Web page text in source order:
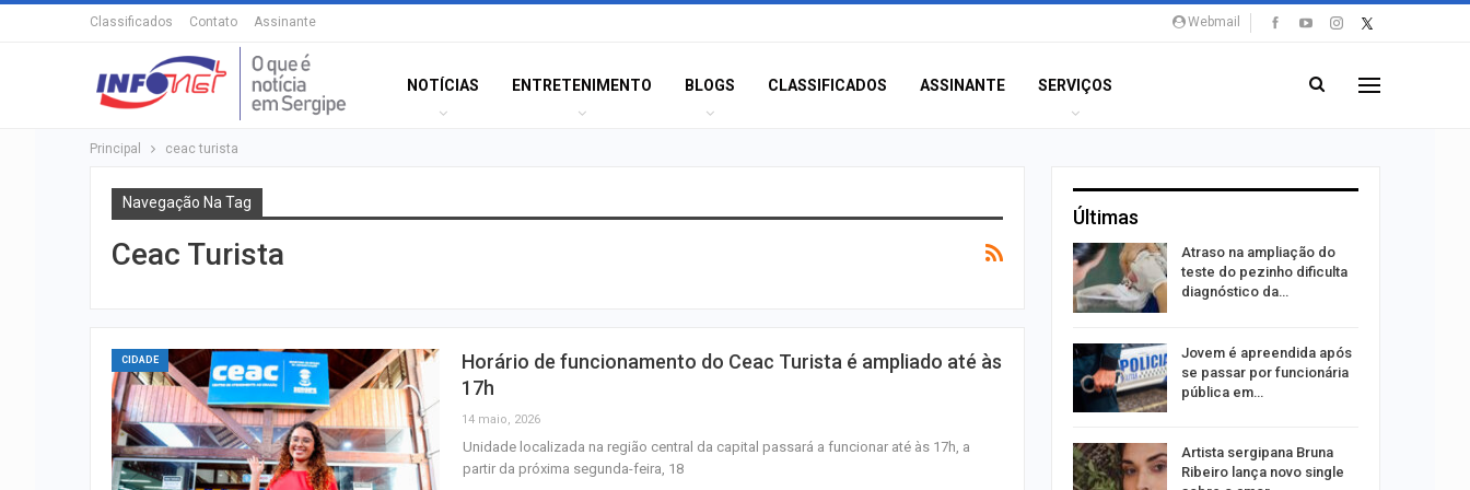
Webmail
Classificados Contato Assinante
NOTÍCIAS ENTRETENIMENTO BLOGS CLASSIFICADOS ASSINANTE SERVIÇOS
Principal ceac turista
Navegação Na Tag
Ceac Turista
CIDADE
Horário de funcionamento do Ceac Turista é ampliado até às
17h
14 maio, 2026
Unidade localizada na região central da capital passará a funcionar até às 17h, a
partir da próxima segunda-feira, 18
Últimas
Aposta de Aracaju acerta
quina da Mega-Sena e leva
SENAI Sergipe abre
Atraso na ampliação do
teste do pezinho dificulta
diagnóstico da…
Jovem é apreendida após
se passar por funcionária
pública em…
Artista sergipana Bruna
Ribeiro lança novo single